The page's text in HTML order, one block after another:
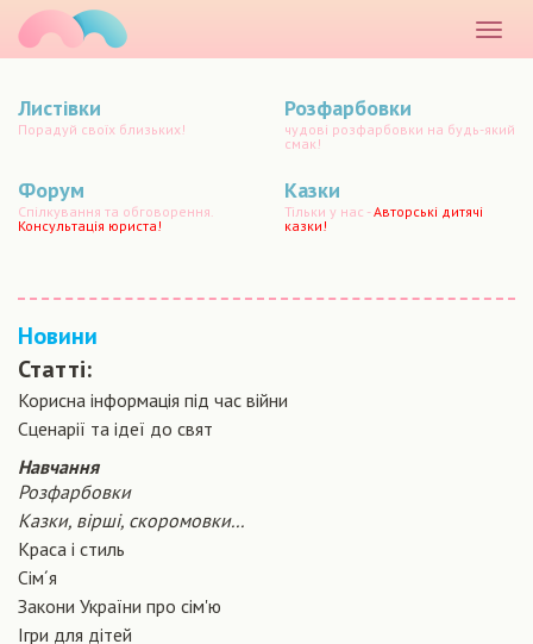
меню
Листівки
Порадуй своїх близьких!
Розфарбовки
чудові розфарбовки на будь-який
смак!
Форум
Спілкування та обговорення.
Консультація юриста!
Казки
Тільки у нас -Авторські дитячі
казки!
Новини
Статті:
Корисна інформація під час війни
Сценарiї та iдеї до свят
Навчання
Розфарбовки
Казки, вірші, скоромовки...
Краса і стиль
Сiм´я
Закони України про сiм'ю
Ігри для дітей